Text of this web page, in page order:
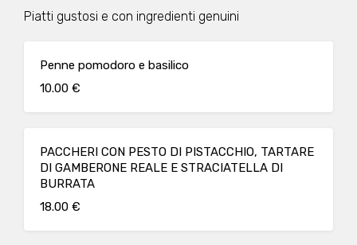
Piatti gustosi e con ingredienti genuini
Penne pomodoro e basilico
10.00 €
PACCHERI CON PESTO DI PISTACCHIO, TARTARE
DI GAMBERONE REALE E STRACIATELLA DI
BURRATA
18.00 €